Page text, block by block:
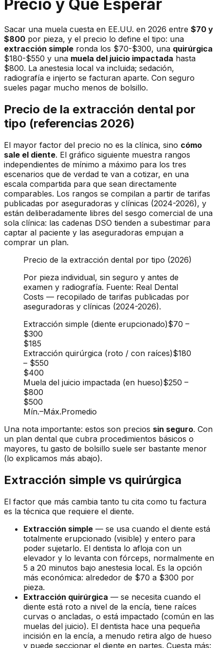
Precio y Qué Esperar
Sacar una muela cuesta en EE.UU. en 2026 entre $70 y
$800 por pieza, y el precio lo define el tipo: una
extracción simple ronda los $70-$300, una quirúrgica
$180-$550 y una muela del juicio impactada hasta
$800. La anestesia local va incluida; sedación,
radiografía e injerto se facturan aparte. Con seguro
sueles pagar mucho menos de bolsillo.
Precio de la extracción dental por
tipo (referencias 2026)
El mayor factor del precio no es la clínica, sino cómo
sale el diente. El gráfico siguiente muestra rangos
independientes de mínimo a máximo para los tres
escenarios que de verdad te van a cotizar, en una
escala compartida para que sean directamente
comparables. Los rangos se compilan a partir de tarifas
publicadas por aseguradoras y clínicas (2024-2026), y
están deliberadamente libres del sesgo comercial de una
sola clínica: las cadenas DSO tienden a subestimar para
captar al paciente y las aseguradoras empujan a
comprar un plan.
Precio de la extracción dental por tipo (2026)
Por pieza individual, sin seguro y antes de
examen y radiografía. Fuente: Real Dental
Costs — recopilado de tarifas publicadas por
aseguradoras y clínicas (2024-2026).
Extracción simple (diente erupcionado)$70 –
$300
$185
Extracción quirúrgica (roto / con raíces)$180
– $550
$400
Muela del juicio impactada (en hueso)$250 –
$800
$500
Mín.–Máx.Promedio
Una nota importante: estos son precios sin seguro. Con
un plan dental que cubra procedimientos básicos o
mayores, tu gasto de bolsillo suele ser bastante menor
(lo explicamos más abajo).
Extracción simple vs quirúrgica
El factor que más cambia tanto tu cita como tu factura
es la técnica que requiere el diente.
Extracción simple — se usa cuando el diente está
totalmente erupcionado (visible) y entero para
poder sujetarlo. El dentista lo afloja con un
elevador y lo levanta con fórceps, normalmente en
5 a 20 minutos bajo anestesia local. Es la opción
más económica: alrededor de $70 a $300 por
pieza.
Extracción quirúrgica — se necesita cuando el
diente está roto a nivel de la encía, tiene raíces
curvas o ancladas, o está impactado (común en las
muelas del juicio). El dentista hace una pequeña
incisión en la encía, a menudo retira algo de hueso
y puede seccionar el diente en partes. Cuesta más: